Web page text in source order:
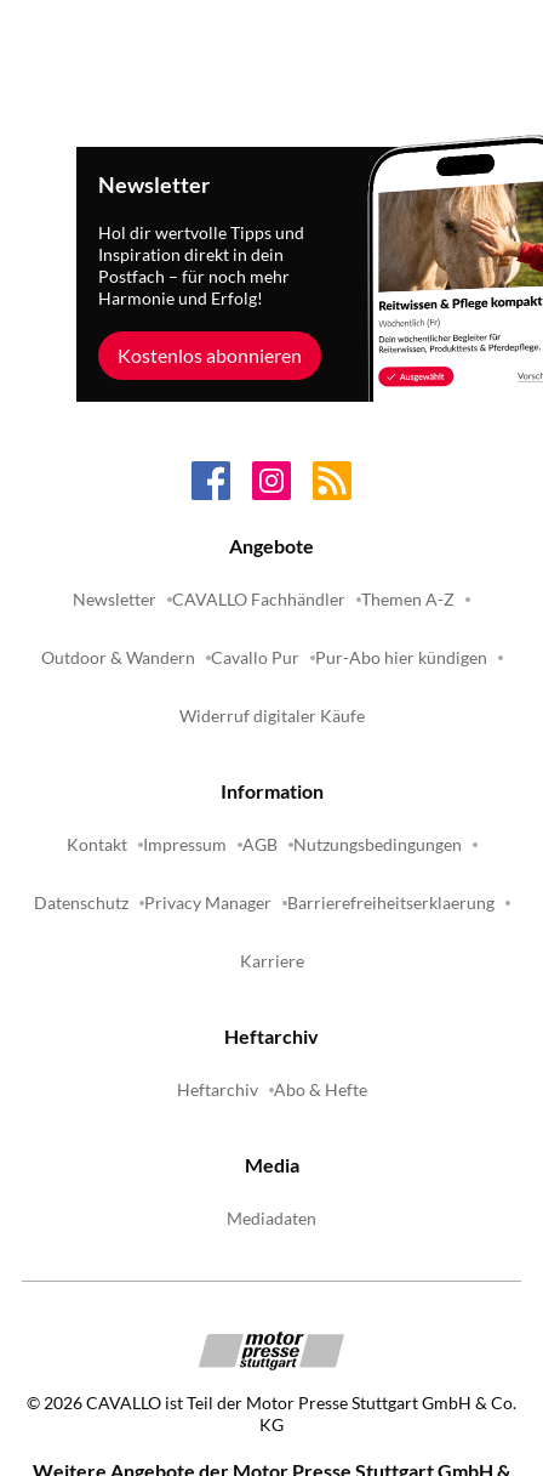
Newsletter
Hol dir wertvolle Tipps und
Inspiration direkt in dein
Postfach – für noch mehr
Harmonie und Erfolg!
Kostenlos abonnieren
Angebote
Newsletter CAVALLO Fachhändler Themen A-Z
Outdoor & Wandern Cavallo Pur Pur-Abo hier kündigen
Widerruf digitaler Käufe
Information
Kontakt Impressum AGB Nutzungsbedingungen
Datenschutz Privacy Manager Barrierefreiheitserklaerung
Karriere
Heftarchiv
Heftarchiv Abo & Hefte
Media
Mediadaten
© 2026CAVALLO ist Teil der Motor Presse Stuttgart GmbH & Co.
KG
Weitere Angebote der Motor Presse Stuttgart GmbH &